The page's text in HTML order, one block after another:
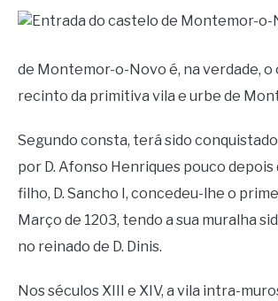
de Montemor-o-Novo é, na verdade, o
recinto da primitiva vila e urbe de
Segundo consta, terá sido
por D. Afonso Henriques pouco depois
filho, D. Sancho I, concedeu-lhe o
Março de 1203, tendo a sua muralha
no reinado de D. Dinis.
Nos séculos XIII e XIV, a vila intra-